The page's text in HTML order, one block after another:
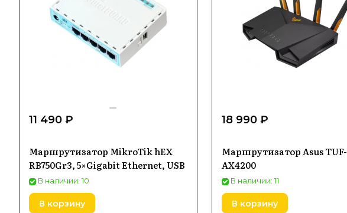
11 490 ₽
Маршрутизатор MikroTik hEX
RB750Gr3, 5×Gigabit Ethernet, USB
В наличии: 10
В корзину
18 990 ₽
Маршрутизатор Asus TUF-
AX4200
В наличии: 11
В корзину